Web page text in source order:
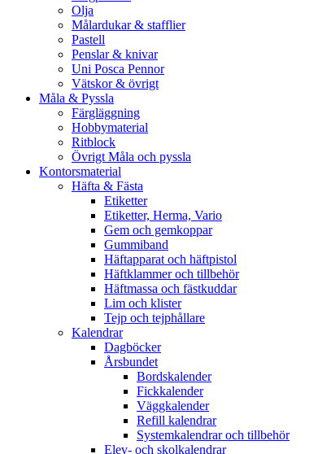
Olja
Målardukar & stafflier
Pastell
Penslar & knivar
Uni Posca Pennor
Vätskor & övrigt
Måla & Pyssla
Färgläggning
Hobbymaterial
Ritblock
Övrigt Måla och pyssla
Kontorsmaterial
Häfta & Fästa
Etiketter
Etiketter, Herma, Vario
Gem och gemkoppar
Gummiband
Häftapparat och häftpistol
Häftklammer och tillbehör
Häftmassa och fästkuddar
Lim och klister
Tejp och tejphållare
Kalendrar
Dagböcker
Årsbundet
Bordskalender
Fickkalender
Väggkalender
Refill kalendrar
Systemkalendrar och tillbehör
Elev- och skolkalendrar